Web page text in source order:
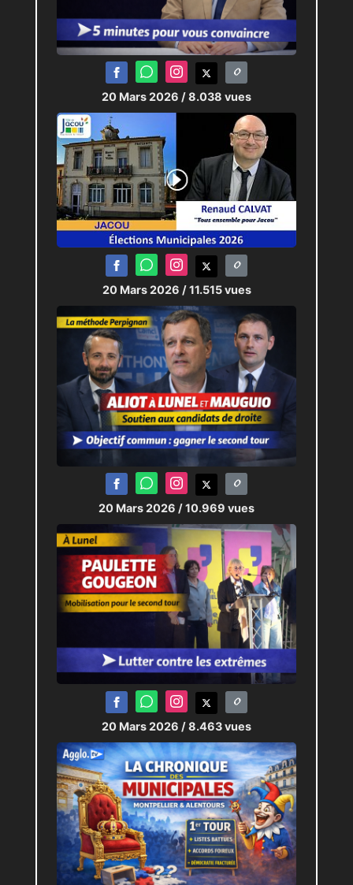
20 Mars 2026 / 8.038 vues
20 Mars 2026 / 11.515 vues
20 Mars 2026 / 10.969 vues
20 Mars 2026 / 8.463 vues